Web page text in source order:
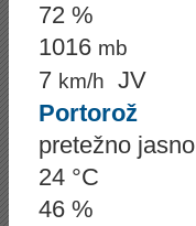
72 %
1016 mb
7 km/h
JV
Portorož
pretežno jasno
24 °C
46 %